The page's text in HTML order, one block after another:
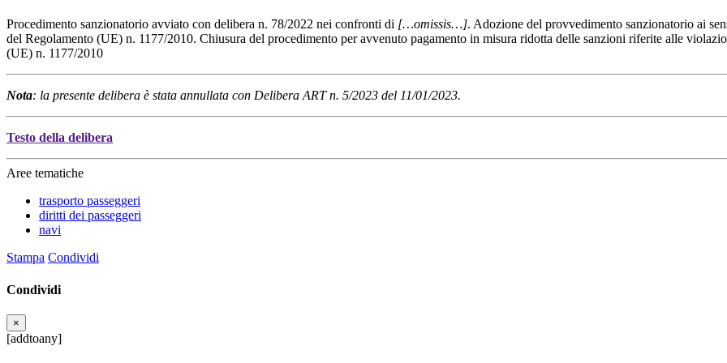
Procedimento sanzionatorio avviato con delibera n. 78/2022 nei confronti di […omissis…]. Adozione del provvedimento sanzionatorio ai
del Regolamento (UE) n. 1177/2010. Chiusura del procedimento per avvenuto pagamento in misura ridotta delle sanzioni riferite alle
(UE) n. 1177/2010
Nota: la presente delibera è stata annullata con Delibera ART n. 5/2023 del 11/01/2023.
Testo della delibera
Aree tematiche
trasporto passeggeri
diritti dei passeggeri
navi
Stampa Condividi
Condividi
×
[addtoany]